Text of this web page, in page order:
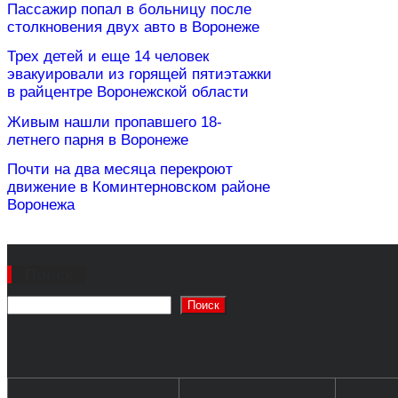
Пассажир попал в больницу после
столкновения двух авто в Воронеже
Трех детей и еще 14 человек
эвакуировали из горящей пятиэтажки
в райцентре Воронежской области
Живым нашли пропавшего 18-
летнего парня в Воронеже
Почти на два месяца перекроют
движение в Коминтерновском районе
Воронежа
Поиск